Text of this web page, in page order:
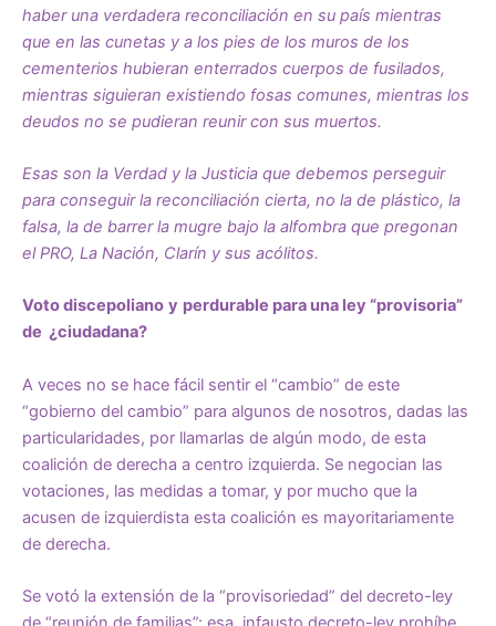
haber una verdadera reconciliación en su país mientras
que en las cunetas y a los pies de los muros de los
cementerios hubieran enterrados cuerpos de fusilados,
mientras siguieran existiendo fosas comunes, mientras los
deudos no se pudieran reunir con sus muertos.
Esas son la Verdad y la Justicia que debemos perseguir
para conseguir la reconciliación cierta, no la de plástico, la
falsa, la de barrer la mugre bajo la alfombra que pregonan
el PRO, La Nación, Clarín y sus acólitos.
Voto discepoliano y perdurable para una ley “provisoria”
de ¿ciudadana?
A veces no se hace fácil sentir el “cambio” de este
“gobierno del cambio” para algunos de nosotros, dadas las
particularidades, por llamarlas de algún modo, de esta
coalición de derecha a centro izquierda. Se negocian las
votaciones, las medidas a tomar, y por mucho que la
acusen de izquierdista esta coalición es mayoritariamente
de derecha.
Se votó la extensión de la “provisoriedad” del decreto-ley